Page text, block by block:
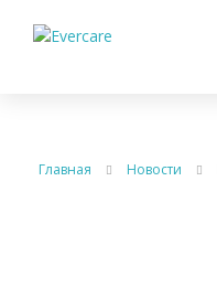
Главная Новости